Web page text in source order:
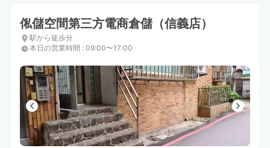
俬儲空間第三方電商倉儲（信義店）
駅から徒歩分
本日の営業時間 : 09:00〜17:00